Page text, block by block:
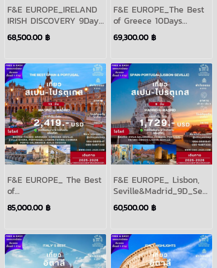
F&E EUROPE_IRELAND
IRISH DISCOVERY 9Days
Period 2004-2005
68,500.00 ฿
F&E EUROPE_The Best
of Greece 10Days
Period 2025
69,300.00 ฿
F&E EUROPE_ The Best
of
Spain&Portugal_13Days_2024-
2025
85,000.00 ฿
F&E EUROPE_ Lisbon,
Seville&Madrid_9D_Sep-
Oct 2024
60,500.00 ฿